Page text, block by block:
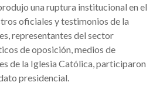
una ruptura institucional en el
oficiales y testimonios de la
representantes del sector
de oposición, medios de
de la Iglesia Católica, participaron
presidencial.